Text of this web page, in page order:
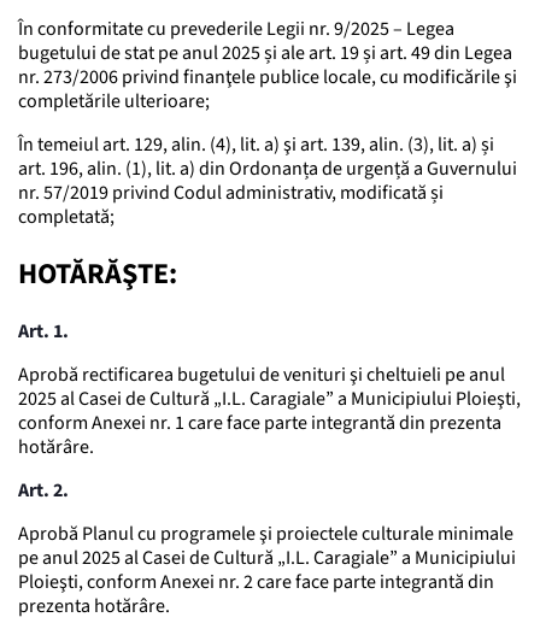
În conformitate cu prevederile Legii nr. 9/2025 – Legea
bugetului de stat pe anul 2025 și ale art. 19 și art. 49 din Legea
nr. 273/2006 privind finanţele publice locale, cu modificările şi
completările ulterioare;
În temeiul art. 129, alin. (4), lit. a) şi art. 139, alin. (3), lit. a) și
art. 196, alin. (1), lit. a) din Ordonanța de urgență a Guvernului
nr. 57/2019 privind Codul administrativ, modificată și
completată;
HOTĂRĂŞTE:
Art. 1.
Aprobă rectificarea bugetului de venituri şi cheltuieli pe anul
2025 al Casei de Cultură „I.L. Caragiale” a Municipiului Ploieşti,
conform Anexei nr. 1 care face parte integrantă din prezenta
hotărâre.
Art. 2.
Aprobă Planul cu programele şi proiectele culturale minimale
pe anul 2025 al Casei de Cultură „I.L. Caragiale” a Municipiului
Ploieşti, conform Anexei nr. 2 care face parte integrantă din
prezenta hotărâre.